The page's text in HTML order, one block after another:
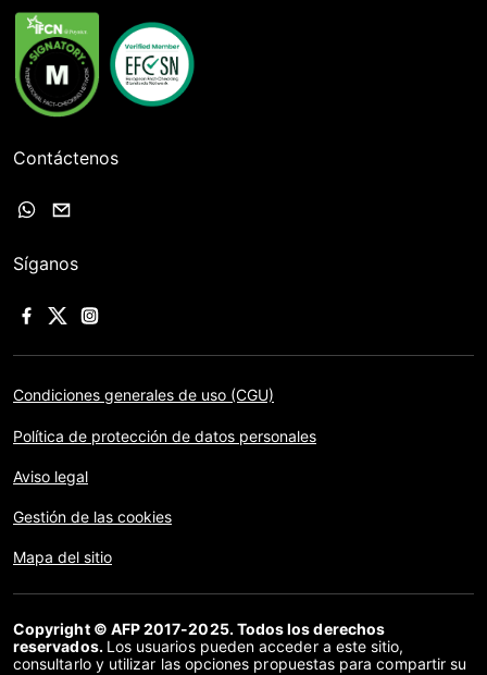
Contáctenos
Síganos
Condiciones generales de uso (CGU)
Política de protección de datos personales
Aviso legal
Gestión de las cookies
Mapa del sitio
Copyright © AFP 2017-2025. Todos los derechos
reservados. Los usuarios pueden acceder a este sitio,
consultarlo y utilizar las opciones propuestas para compartir su